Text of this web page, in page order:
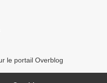
le portail Overblog